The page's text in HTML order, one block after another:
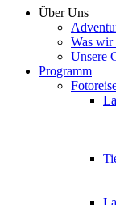
Über Uns
Was wir
Unsere
Programm